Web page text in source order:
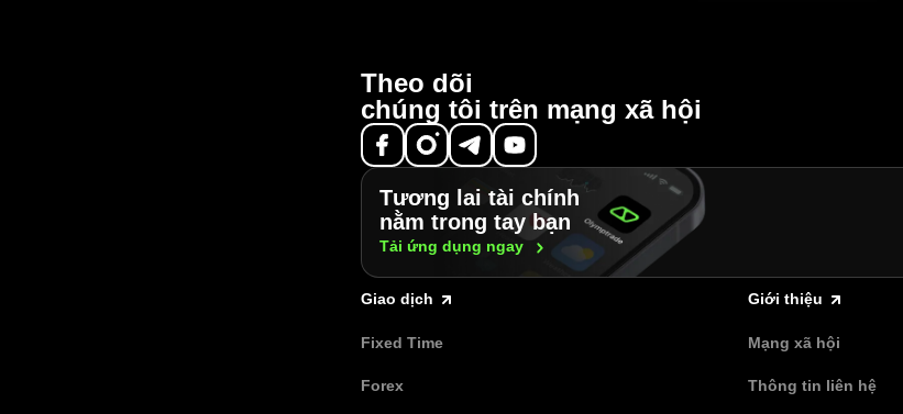
Theo dõi
chúng tôi trên mạng xã hội
Tương lai tài chính
nằm trong tay bạn
Tải ứng dụng ngay
Giao dịch
Fixed Time
Forex
Giới thiệu
Mạng xã hội
Thông tin liên hệ